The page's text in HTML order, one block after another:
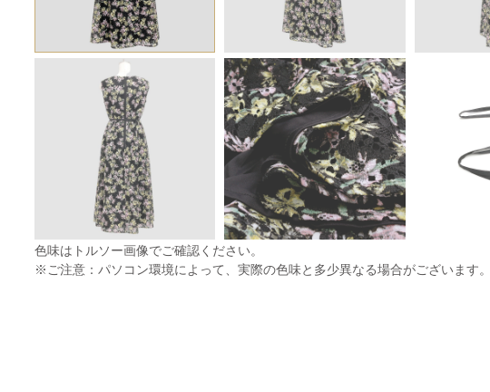
色味はトルソー画像でご確認ください。
※ご注意：パソコン環境によって、実際の色味と多少異なる場合がございます。